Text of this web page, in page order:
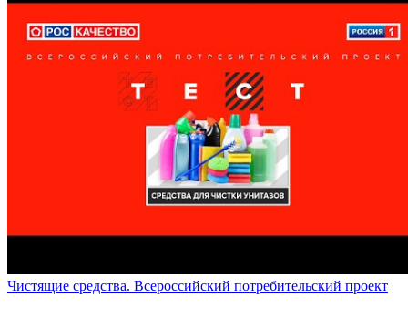
Чистящие средства. Всероссийский потребительский проект